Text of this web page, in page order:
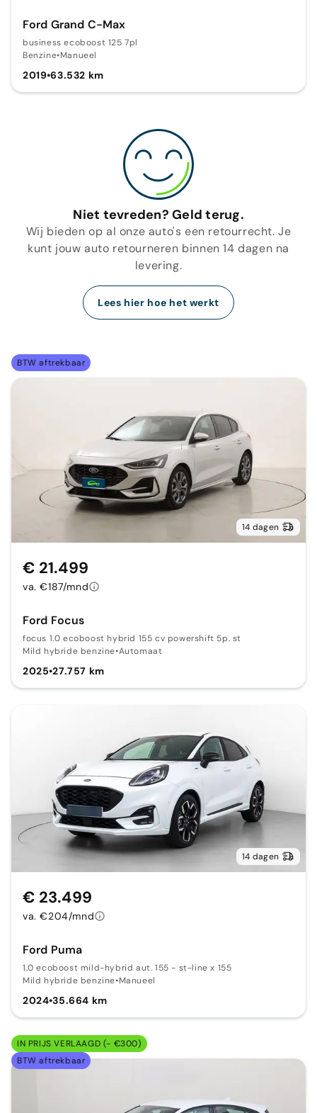
Ford Grand C-Max
business ecoboost 125 7pl
Benzine•Manueel
2019•63.532 km
Niet tevreden? Geld terug.
Wij bieden op al onze auto's een retourrecht. Je
kunt jouw auto retourneren binnen 14 dagen na
levering.
Lees hier hoe het werkt
BTW aftrekbaar
14 dagen
Ford Focus
focus 1.0 ecoboost hybrid 155 cv powershift 5p. st
Mild hybride benzine•Automaat
2025•27.757 km
€ 21.499
va. €187/mnd
14 dagen
Ford Puma
1.0 ecoboost mild-hybrid aut. 155 - st-line x 155
Mild hybride benzine•Manueel
2024•35.664 km
€ 23.499
va. €204/mnd
IN PRIJS VERLAAGD (- €300)
BTW aftrekbaar